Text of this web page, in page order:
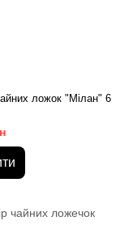
ложок "Мілан" 6